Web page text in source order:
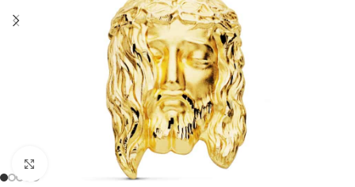
Clic para ampliar